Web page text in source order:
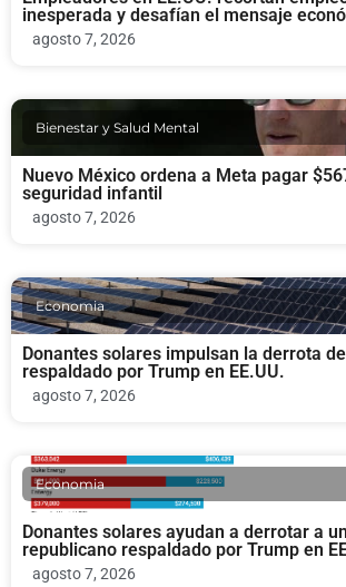
inesperada y desafían el mensaje
agosto 7, 2026
Bienestar y Salud Mental
Nuevo México ordena a Meta pagar
seguridad infantil
agosto 7, 2026
Economia
Donantes solares impulsan la derrota
respaldado por Trump en EE.UU.
agosto 7, 2026
Economia
Donantes solares ayudan a derrotar a
republicano respaldado por Trump en
agosto 7, 2026